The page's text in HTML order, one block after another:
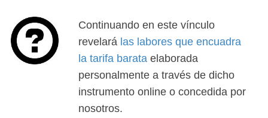
Continuando en este vínculo
revelará las labores que encuadra
la tarifa barata elaborada
personalmente a través de dicho
instrumento online o concedida por
nosotros.